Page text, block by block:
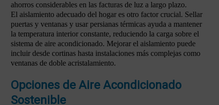
ahorros considerables en las facturas de luz a largo plazo.
El aislamiento adecuado del hogar es otro factor crucial. Sellar
puertas y ventanas y usar persianas térmicas ayuda a mantener
la temperatura interior constante, reduciendo la carga sobre el
sistema de aire acondicionado. Mejorar el aislamiento puede
incluir desde cortinas hasta instalaciones más complejas como
ventanas de doble acristalamiento.
Opciones de Aire Acondicionado
Sostenible